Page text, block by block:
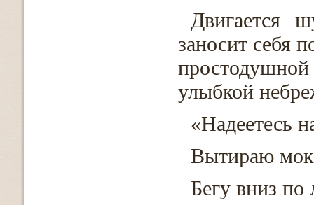
Двигается
заносит себя
улыбкой
«Надеетесь
Вытираю
Бегу вниз по